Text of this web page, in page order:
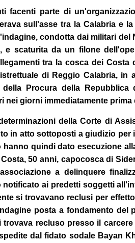
facenti parte di
sull'asse tra la Calabria e
condotta dai militari
e scaturita da un filone
tra la cosca dei Costa
di Reggio Calabria, in
della Procura della
nei giorni immediatamente prima
dellaCorte di
in atto sottoposti a giudizio
quindi dato esecuzione
50 anni, capocosca di
a delinquere
notificato ai predetti soggetti
si trovavano reclusi per
posta a fondamento del
trovava recluso presso il
dal fidato sodale Bayan